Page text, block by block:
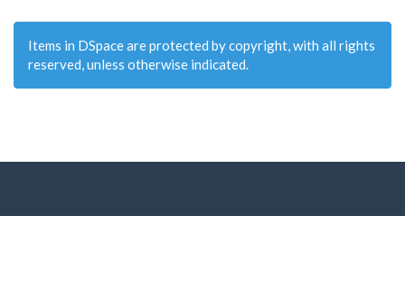
Items in DSpace are protected by copyright, with all rights
reserved, unless otherwise indicated.